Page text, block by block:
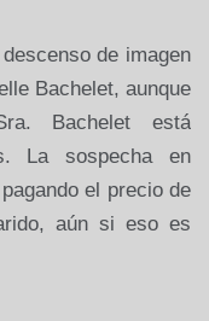
de imagen
Bachelet, aunque
Bachelet está
La sospecha en
el precio de
aún si eso es